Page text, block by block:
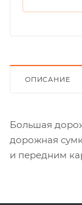
ОПИСАНИЕ
Большая
дорожная
и передним